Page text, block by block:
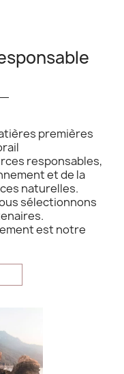
premières
responsables,
et de la
naturelles.
sélectionnons
est notre